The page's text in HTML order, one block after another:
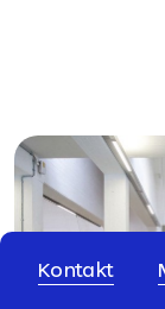
Kontakt